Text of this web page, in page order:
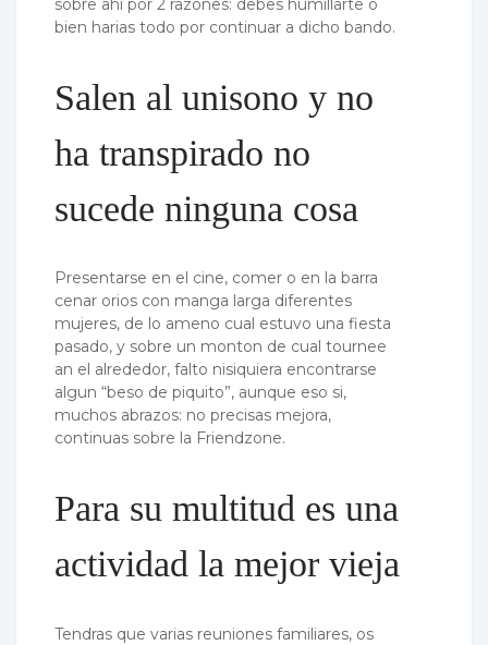
sobre ahi por 2 razones: debes humillarte o
bien harias todo por continuar a dicho bando.
Salen al uni­sono y no
ha transpirado no
sucede ninguna cosa
Presentarse en el cine, comer o en la barra
cenar orios con manga larga diferentes
mujeres, de lo ameno cual estuvo una fiesta
pasado, y sobre un monton de cual tournee
an el alrededor, falto nisiquiera encontrarse
algun “beso de piquito”, aunque eso si,
muchos abrazos: no precisas mejora,
continuas sobre la Friendzone.
Para su multitud es una
actividad la mejor vieja
Tendras que varias reuniones familiares, os